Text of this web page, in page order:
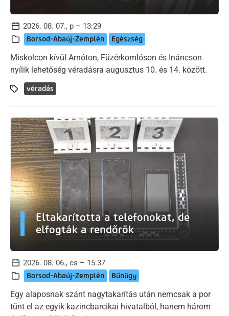
2026. 08. 07., p – 13:29
Borsod-Abaúj-Zemplén Egészség
Miskolcon kívül Arnóton, Füzérkomlóson és Ináncson
nyílik lehetőség véradásra augusztus 10. és 14. között.
véradás
Eltakarította a telefonokat, de
elfogták a rendőrök
2026. 08. 06., cs – 15:37
Borsod-Abaúj-Zemplén Bűnügy
Egy alaposnak szánt nagytakarítás után nemcsak a por
tűnt el az egyik kazincbarcikai hivatalból, hanem három